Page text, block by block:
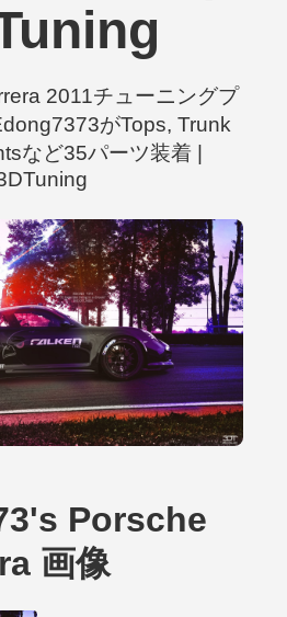
2011チューニングプ
がTops, Trunk
など35パーツ装着 |
Porsche
画像